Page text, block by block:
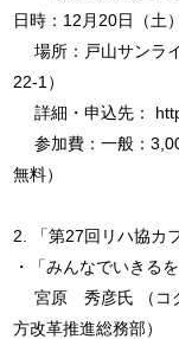
日時：12月20日（土
場所：戸山サンラ
22-1）
詳細・申込先：
参加費：一般：
無料）
2. 「第27回リハ協カ
・「みんなでいきるを
宮原 秀彦氏 （コク
方改革推進総務部）